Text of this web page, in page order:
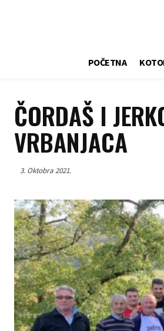
POČETNA
ČORDAŠ I
VRBANJACA
3. Oktobra 2021.